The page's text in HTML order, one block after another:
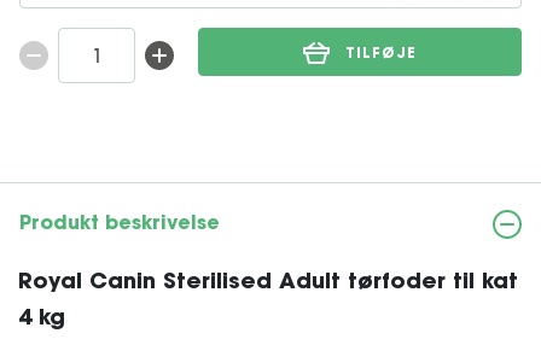
TILFØJE
Produkt beskrivelse
Royal Canin Sterilised Adult tørfoder til kat
4 kg